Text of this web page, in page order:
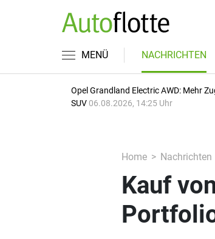
MENÜ NACHRICHTEN
Opel Grandland Electric AWD: Mehr
SUV 06.08.2026, 14:25 Uhr
Home Nachrichten
Kauf